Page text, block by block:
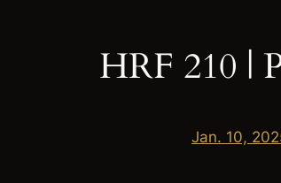
HRF 210 |
Jan. 10,